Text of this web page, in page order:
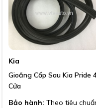
Kia
Gioăng Cốp Sau Kia Pride
Cửa
Bảo hành: Theo tiêu